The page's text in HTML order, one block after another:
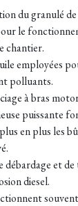
du granulé
le
chantier.
employées
polluants.
à bras
puissante
en plus les
débardage et
diesel.